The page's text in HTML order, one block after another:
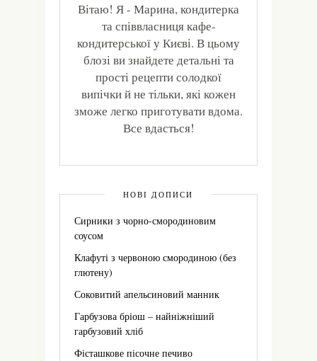
Вітаю! Я - Марина, кондитерка
та співвласниця кафе-
кондитерської у Києві. В цьому
блозі ви знайдете детальні та
прості рецепти солодкої
випічки й не тільки, які кожен
зможе легко приготувати вдома.
Все вдасться!
НОВІ ДОПИСИ
Сирники з чорно-смородиновим
соусом
Клафуті з червоною смородиною (без
глютену)
Соковитий апельсиновий манник
Гарбузова бріош – найніжніший
гарбузовий хліб
Фісташкове пісочне печиво